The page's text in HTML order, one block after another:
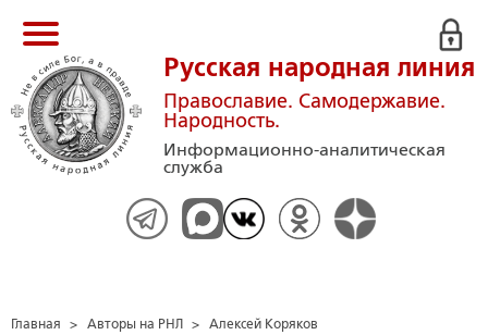
Русская народная линия
Православие. Самодержавие.
Народность.
Информационно-аналитическая
служба
Главная > Авторы на РНЛ > Алексей Коряков